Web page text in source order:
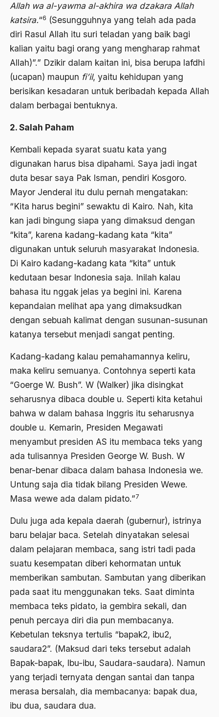
Allah wa al-yawma al-akhira wa dzakara Allah
katsira.“6 (Sesungguhnya yang telah ada pada
diri Rasul Allah itu suri teladan yang baik bagi
kalian yaitu bagi orang yang mengharap rahmat
Allah)”.” Dzikir dalam kaitan ini, bisa berupa lafdhi
(ucapan) maupun fi’il, yaitu kehidupan yang
berisikan kesadaran untuk beribadah kepada Allah
dalam berbagai bentuknya.
2. Salah Paham
Kembali kepada syarat suatu kata yang
digunakan harus bisa dipahami. Saya jadi ingat
duta besar saya Pak Isman, pendiri Kosgoro.
Mayor Jenderal itu dulu pernah mengatakan:
“Kita harus begini” sewaktu di Kairo. Nah, kita
kan jadi bingung siapa yang dimaksud dengan
“kita”, karena kadang-kadang kata “kita”
digunakan untuk seluruh masyarakat Indonesia.
Di Kairo kadang-kadang kata “kita” untuk
kedutaan besar Indonesia saja. Inilah kalau
bahasa itu nggak jelas ya begini ini. Karena
kepandaian melihat apa yang dimaksudkan
dengan sebuah kalimat dengan susunan-susunan
katanya tersebut menjadi sangat penting.
Kadang-kadang kalau pemahamannya keliru,
maka keliru semuanya. Contohnya seperti kata
“Goerge W. Bush”. W (Walker) jika disingkat
seharusnya dibaca double u. Seperti kita ketahui
bahwa w dalam bahasa Inggris itu seharusnya
double u. Kemarin, Presiden Megawati
menyambut presiden AS itu membaca teks yang
ada tulisannya Presiden George W. Bush. W
benar-benar dibaca dalam bahasa Indonesia we.
Untung saja dia tidak bilang Presiden Wewe.
Masa wewe ada dalam pidato.”7
Dulu juga ada kepala daerah (gubernur), istrinya
baru belajar baca. Setelah dinyatakan selesai
dalam pelajaran membaca, sang istri tadi pada
suatu kesempatan diberi kehormatan untuk
memberikan sambutan. Sambutan yang diberikan
pada saat itu menggunakan teks. Saat diminta
membaca teks pidato, ia gembira sekali, dan
penuh percaya diri dia pun membacanya.
Kebetulan teksnya tertulis “bapak2, ibu2,
saudara2”. (Maksud dari teks tersebut adalah
Bapak-bapak, Ibu-ibu, Saudara-saudara). Namun
yang terjadi ternyata dengan santai dan tanpa
merasa bersalah, dia membacanya: bapak dua,
ibu dua, saudara dua.
Ambivalen
ambon
Amerika
amerika latin
Amien Rais
Amin Iskandar
Amir Syakib Arsalan
Amirn Rais
amrozi
Anak ibrahim
Anatomi
Andi Mallarangeng
Angkatan Laut AS
Ansor
Antara Keyakinan dan Keuletan
Anti Klimak
Anti-Kekerasan
Antonio Gramsci
Antony Van Leeuwenhoek
antroposentrisme
Anwar Sadat
apa yang kau cari palupi
Aparat Keamanan
APEC
Apel Akbar NU
APRI
Ar-Raniry
arab
arabisasi